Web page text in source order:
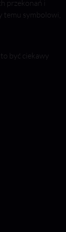
przekonań i
temu symbolowi,
być ciekawy